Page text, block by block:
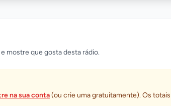
mostre que gosta desta rádio.
na sua conta(ou crie uma gratuitamente). Os